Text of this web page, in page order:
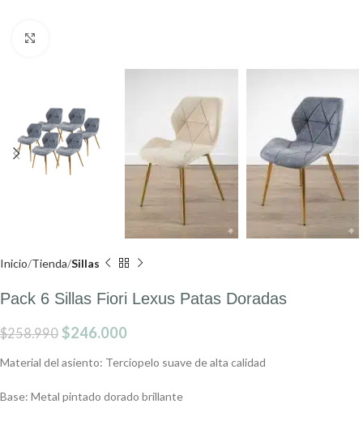
Inicio Tienda Sillas
Pack 6 Sillas Fiori Lexus Patas Doradas
$258.990 $246.000
Material del asiento: Terciopelo suave de alta calidad
Base: Metal pintado dorado brillante